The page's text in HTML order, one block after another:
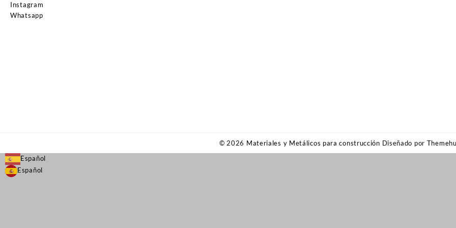
Instagram
Whatsapp
© 2026 Materiales y Metálicos para construcción Diseñado por
Español
Español